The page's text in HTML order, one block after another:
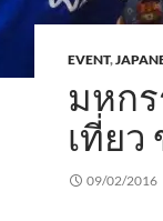
EVENT,
มหก
เที่ย
09/02/2016